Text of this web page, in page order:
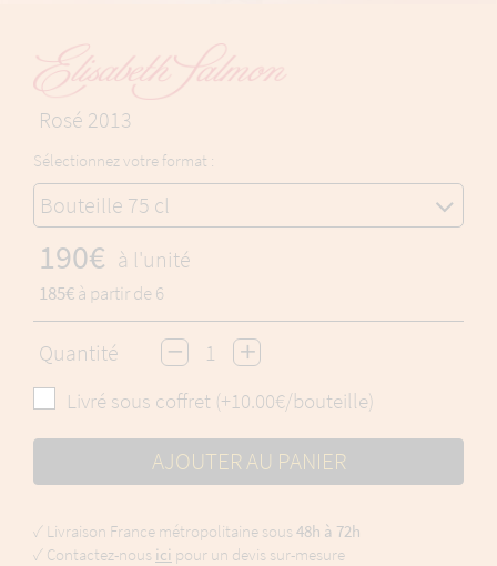
Rosé 2013
Sélectionnez votre format :
Bouteille 75 cl
190€ à l'unité
185€à partir de 6
Quantité
Livré sous coffret (+10.00€/bouteille)
AJOUTER AU PANIER
✓ Livraison France métropolitaine sous 48h à 72h
✓ Contactez-nous ici pour un devis sur-mesure